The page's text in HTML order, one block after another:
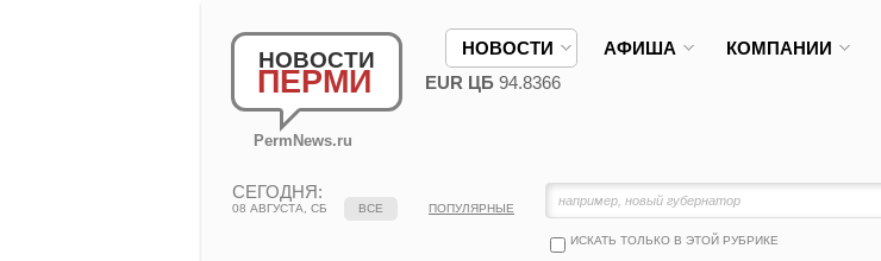
НОВОСТИ
ПЕРМИ
PermNews.ru
НОВОСТИ АФИША КОМПАНИИ
EUR ЦБ 94.8366
СЕГОДНЯ:
08 АВГУСТА, СБ
ИСКАТЬ ТОЛЬКО В ЭТОЙ РУБРИКЕ
ВСЕ ПОПУЛЯРНЫЕ